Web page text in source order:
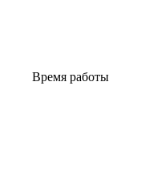
Время работы